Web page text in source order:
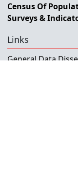
Census Of
Surveys &
Links
General Data